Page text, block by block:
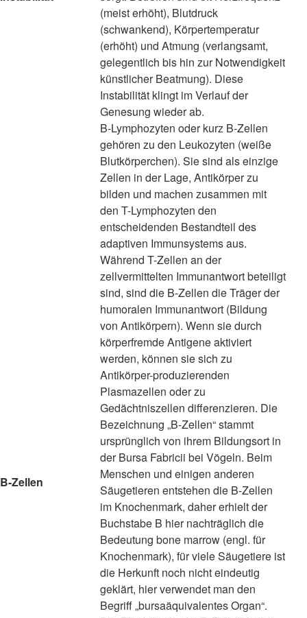
(meist erhöht), Blutdruck
(schwankend), Körpertemperatur
(erhöht) und Atmung (verlangsamt,
gelegentlich bis hin zur Notwendigkeit
künstlicher Beatmung). Diese
Instabilität klingt im Verlauf der
Genesung wieder ab.
B-Zellen
B-Lymphozyten oder kurz B-Zellen
gehören zu den Leukozyten (weiße
Blutkörperchen). Sie sind als einzige
Zellen in der Lage, Antikörper zu
bilden und machen zusammen mit
den T-Lymphozyten den
entscheidenden Bestandteil des
adaptiven Immunsystems aus.
Während T-Zellen an der
zellvermittelten Immunantwort beteiligt
sind, sind die B-Zellen die Träger der
humoralen Immunantwort (Bildung
von Antikörpern). Wenn sie durch
körperfremde Antigene aktiviert
werden, können sie sich zu
Antikörper-produzierenden
Plasmazellen oder zu
Gedächtniszellen differenzieren. Die
Bezeichnung „B-Zellen“ stammt
ursprünglich von ihrem Bildungsort in
der Bursa Fabricii bei Vögeln. Beim
Menschen und einigen anderen
Säugetieren entstehen die B-Zellen
im Knochenmark, daher erhielt der
Buchstabe B hier nachträglich die
Bedeutung bone marrow (engl. für
Knochenmark), für viele Säugetiere ist
die Herkunft noch nicht eindeutig
geklärt, hier verwendet man den
Begriff „bursaäquivalentes Organ“.